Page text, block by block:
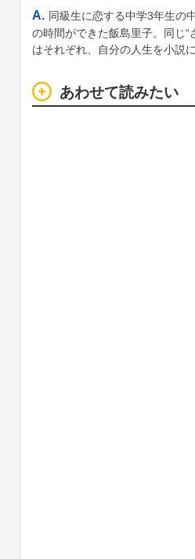
A. 同級生に恋する中学3年生の
の時間ができた飯島里子。同じ
はそれぞれ、自分の人生を小説
あわせて読みたい